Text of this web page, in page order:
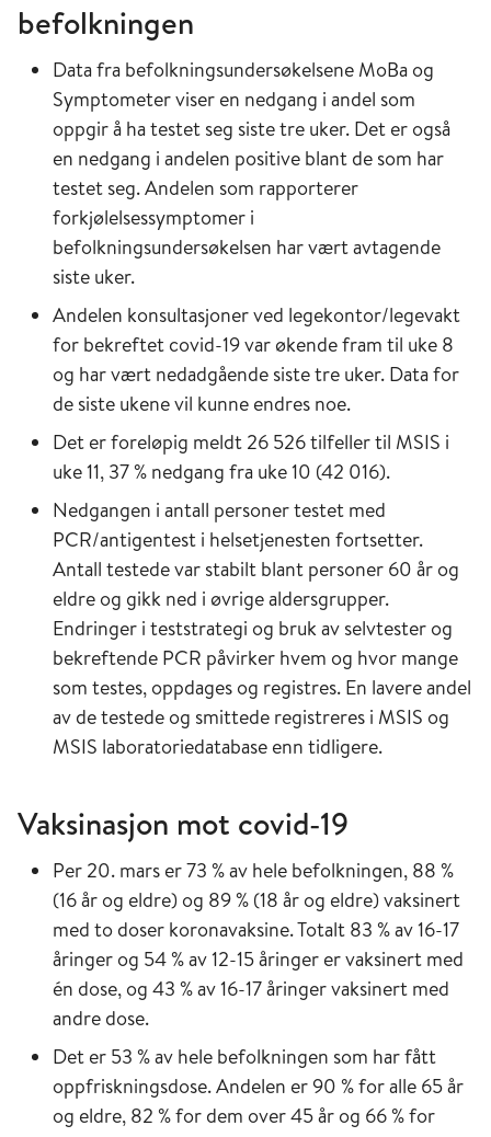
befolkningen
Data fra befolkningsundersøkelsene MoBa og
Symptometer viser en nedgang i andel som
oppgir å ha testet seg siste tre uker. Det er også
en nedgang i andelen positive blant de som har
testet seg. Andelen som rapporterer
forkjølelsessymptomer i
befolkningsundersøkelsen har vært avtagende
siste uker.
Andelen konsultasjoner ved legekontor/legevakt
for bekreftet covid-19 var økende fram til uke 8
og har vært nedadgående siste tre uker. Data for
de siste ukene vil kunne endres noe.
Det er foreløpig meldt 26 526 tilfeller til MSIS i
uke 11, 37 % nedgang fra uke 10 (42 016).
Nedgangen i antall personer testet med
PCR/antigentest i helsetjenesten fortsetter.
Antall testede var stabilt blant personer 60 år og
eldre og gikk ned i øvrige aldersgrupper.
Endringer i teststrategi og bruk av selvtester og
bekreftende PCR påvirker hvem og hvor mange
som testes, oppdages og registres. En lavere andel
av de testede og smittede registreres i MSIS og
MSIS laboratoriedatabase enn tidligere.
Vaksinasjon mot covid-19
Per 20. mars er 73 % av hele befolkningen, 88 %
(16 år og eldre) og 89 % (18 år og eldre) vaksinert
med to doser koronavaksine. Totalt 83 % av 16-17
åringer og 54 % av 12-15 åringer er vaksinert med
én dose, og 43 % av 16-17 åringer vaksinert med
andre dose.
Det er 53 % av hele befolkningen som har fått
oppfriskningsdose. Andelen er 90 % for alle 65 år
og eldre, 82 % for dem over 45 år og 66 % for